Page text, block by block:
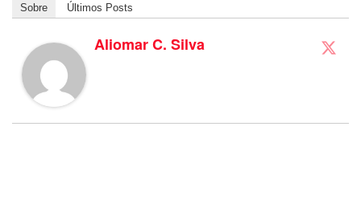
Sobre Últimos Posts
Aliomar C. Silva